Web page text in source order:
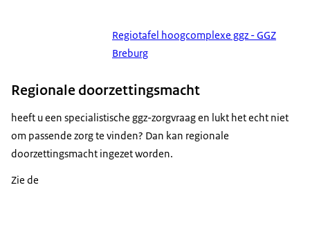
Regiotafel hoogcomplexe ggz - GGZ
Breburg
Regionale doorzettingsmacht
heeft u een specialistische ggz-zorgvraag en lukt het echt niet
om passende zorg te vinden? Dan kan regionale
doorzettingsmacht ingezet worden.
Zie de